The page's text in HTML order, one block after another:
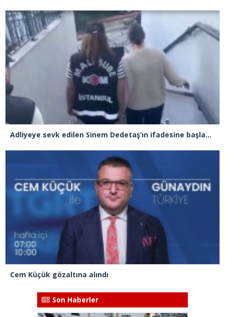
Adliyeye sevk edilen Sinem Dedetaş’ın ifadesine başlandı
Cem Küçük gözaltına alındı
Son Haberler